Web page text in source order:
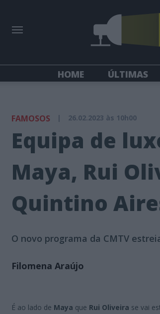
HOME ÚLTIMAS
FAMOSOS | 26.02.2023 às 10h00
Equipa de
Maya, Rui
Quintino
O novo programa da CMTV
Filomena Araújo
É ao lado de Maya que Rui Oliveira se vai